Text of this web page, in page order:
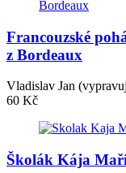
Francouzské
z Bordeaux
Vladislav Jan
60 Kč
Školák Kája